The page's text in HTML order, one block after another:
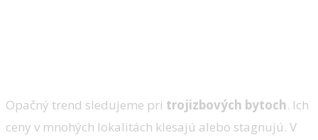
Opačný trend sledujeme pri trojizbových bytoch. Ich
ceny v mnohých lokalitách klesajú alebo stagnujú. V